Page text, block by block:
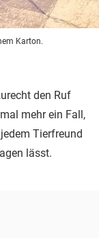
Karton.
den Ruf
mehr ein Fall,
Tierfreund
lässt.